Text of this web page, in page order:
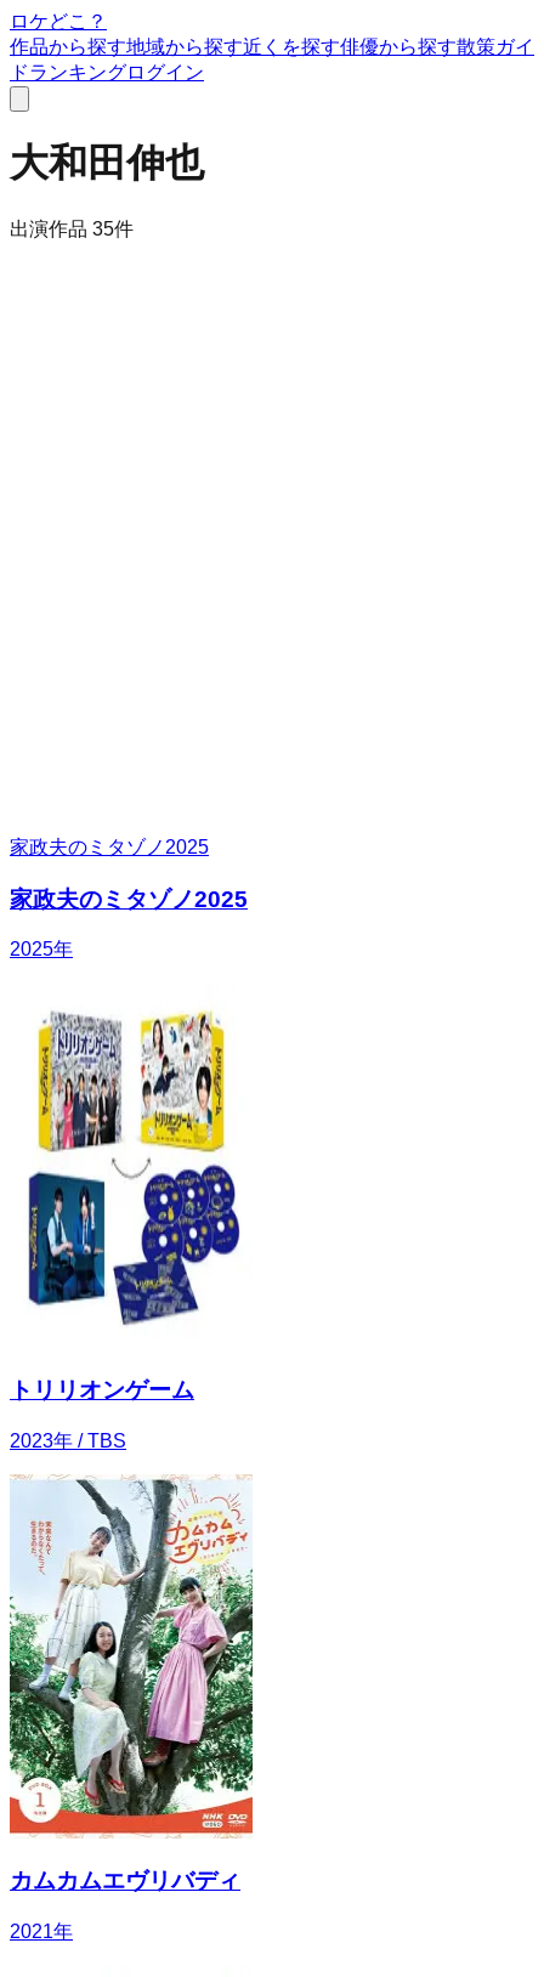
ロケどこ？
作品から探す地域から探す近くを探す俳優から探す散策ガイ
ドランキングログイン
大和田伸也
出演作品 35件
家政夫のミタゾノ2025
家政夫のミタゾノ2025
2025年
トリリオンゲーム
2023年 / TBS
カムカムエヴリバディ
2021年